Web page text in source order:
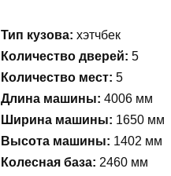
Тип кузова: хэтчбек
Количество дверей: 5
Количество мест: 5
Длина машины: 4006 мм
Ширина машины: 1650 мм
Высота машины: 1402 мм
Колесная база: 2460 мм